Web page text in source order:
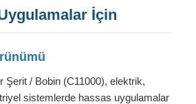
İçin
Şerit / Bobin (C11000), elektrik,
sistemlerde hassas uygulamalar